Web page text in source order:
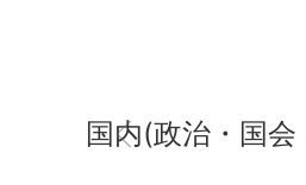
国内(政治・国